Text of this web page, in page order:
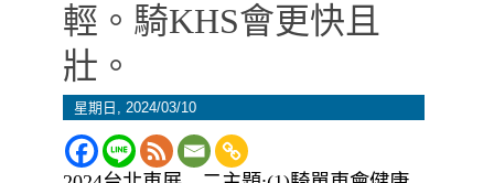
輕。騎KHS會更快且
壯。
星期日, 2024/03/10